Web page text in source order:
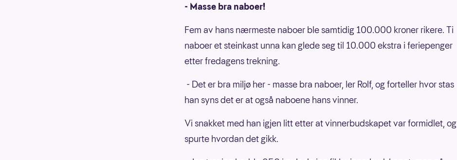
- Masse bra naboer!
Fem av hans nærmeste naboer ble samtidig 100.000 kroner rikere. Ti
naboer et steinkast unna kan glede seg til 10.000 ekstra i feriepenger
etter fredagens trekning.
- Det er bra miljø her - masse bra naboer, ler Rolf, og forteller hvor stas
han syns det er at også naboene hans vinner.
Vi snakket med han igjen litt etter at vinnerbudskapet var formidlet, og
spurte hvordan det gikk.